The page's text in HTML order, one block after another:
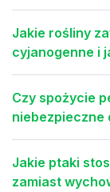
Jakie rośliny
cyjanogenne i
Czy spożycie
niebezpieczne
Jakie ptaki
zamiast